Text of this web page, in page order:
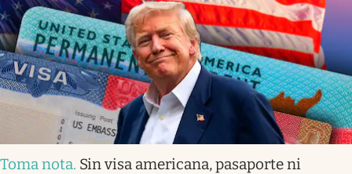
Toma nota. Sin visa americana, pasaporte ni